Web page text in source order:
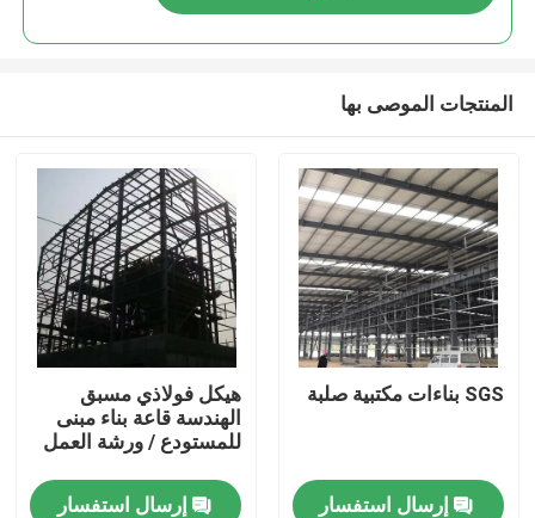
المنتجات الموصى بها
SGS بناءات مكتبية صلبة
إرسال استفسار
هيكل فولاذي مسبق
الهندسة قاعة بناء مبنى
للمستودع / ورشة العمل
إرسال استفسار